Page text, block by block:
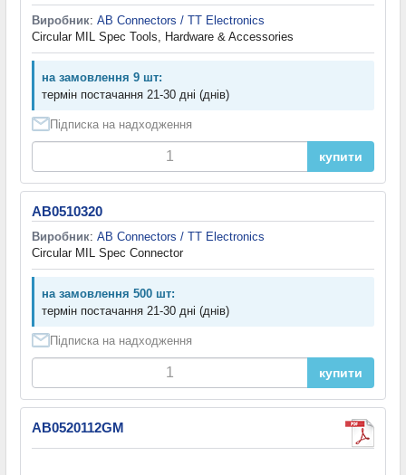
Виробник: AB Connectors / TT Electronics
Circular MIL Spec Tools, Hardware & Accessories
на замовлення 9 шт:
термін постачання 21-30 дні (днів)
Підписка на надходження
купити
AB0510320
Виробник: AB Connectors / TT Electronics
Circular MIL Spec Connector
на замовлення 500 шт:
термін постачання 21-30 дні (днів)
Підписка на надходження
купити
AB0520112GM